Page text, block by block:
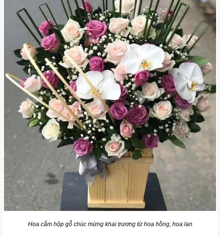
Hoa cắm hộp gỗ chúc mừng khai trương từ hoa hồng, hoa lan